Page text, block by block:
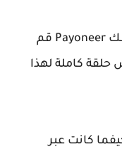
إن كنت ترغب في التعرف أكثر على بنك Payoneer قم
كاملة لهذا
كانت عبر